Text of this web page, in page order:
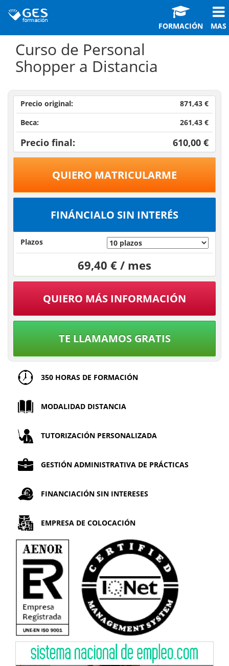
FORMACIÓN MAS
Curso de Personal
Shopper a Distancia
Precio original:
871,43 €
Beca:
261,43 €
Precio final: 610,00 €
QUIERO MATRICULARME
FINÁNCIALO SIN INTERÉS
Plazos
69,40 € / mes
QUIERO MÁS INFORMACIÓN
TE LLAMAMOS GRATIS
350 HORAS DE FORMACIÓN
MODALIDAD DISTANCIA
TUTORIZACIÓN PERSONALIZADA
GESTIÓN ADMINISTRATIVA DE PRÁCTICAS
FINANCIACIÓN SIN INTERESES
EMPRESA DE COLOCACIÓN